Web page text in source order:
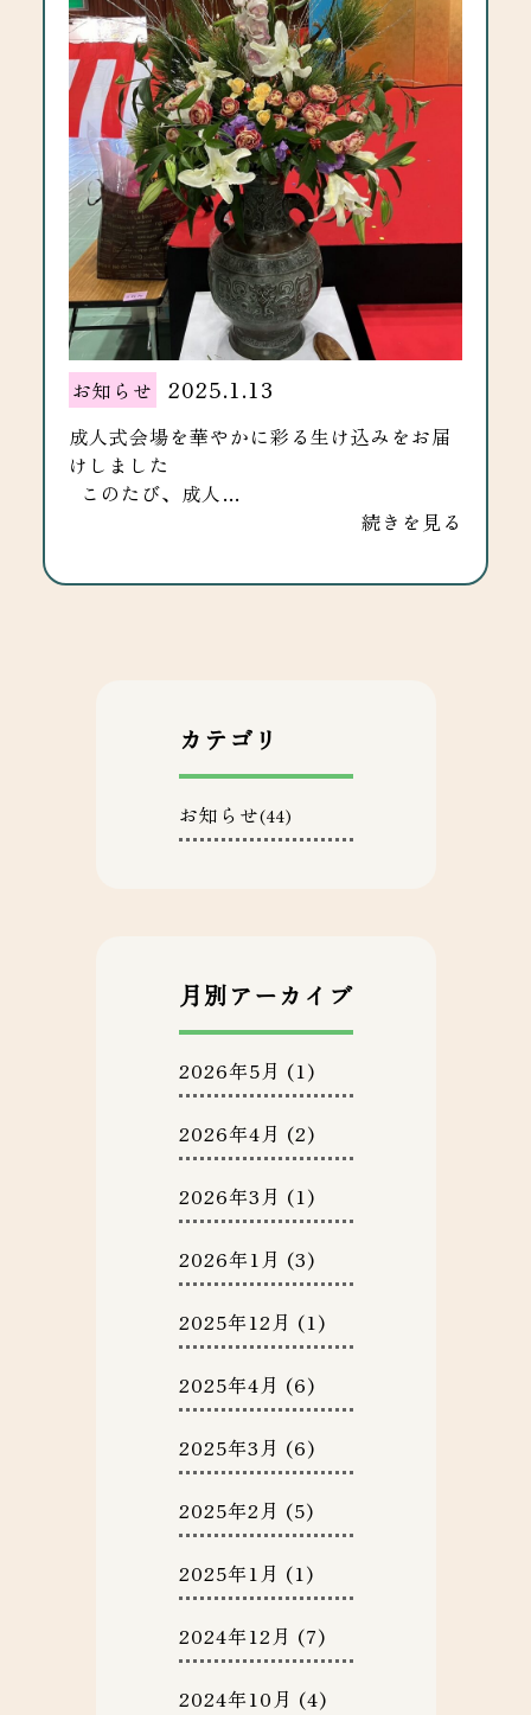
お知らせ 2025.1.13
成人式会場を華やかに彩る生け込みをお届
けしました
このたび、成人…
続きを見る
カテゴリ
お知らせ(44)
月別アーカイブ
2026年5月 (1)
2026年4月 (2)
2026年3月 (1)
2026年1月 (3)
2025年12月 (1)
2025年4月 (6)
2025年3月 (6)
2025年2月 (5)
2025年1月 (1)
2024年12月 (7)
2024年10月 (4)